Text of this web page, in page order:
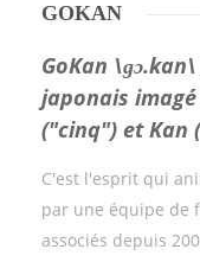
GOKAN
GoKan
japonais
("cinq") et Kan
C'est l'esprit qui
par une équipe de
associés depuis